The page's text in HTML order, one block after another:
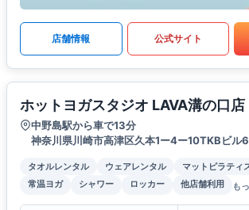
店舗情報 公式サイト
ホットヨガスタジオ LAVA溝の口店
中野島駅から車で13分
神奈川県川崎市高津区久本1ー4ー10TKBビル
タオルレンタル ウェアレンタル マットピラティ
常温ヨガ
シャワー ロッカー 他店舗利用 も